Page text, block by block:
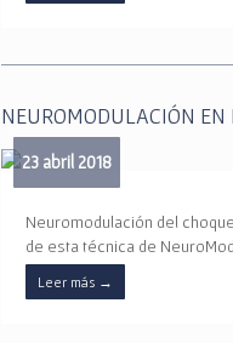
NEUROMODULACIÓN
23 abril 2018
Neuromodulación del
de esta técnica de
Leer más →